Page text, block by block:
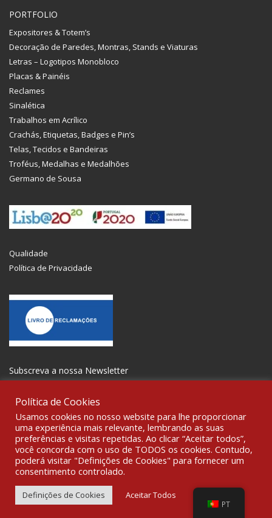
PORTFOLIO
Expositores & Totem’s
Decoração de Paredes, Montras, Stands e Viaturas
Letras – Logotipos Monobloco
Placas & Painéis
Reclames
Sinalética
Trabalhos em Acrílico
Crachás, Etiquetas, Badges e Pin’s
Telas, Tecidos e Bandeiras
Troféus, Medalhas e Medalhões
Germano de Sousa
Qualidade
Política de Privacidade
Subscreva a nossa Newsletter
SOCIALIZE
© 2021 All rights reserved Gravoplot-Gravação,Impressão e
Sinalética Lda. WebDesign:
Fibra Design.
Política de Cookies
Usamos cookies no nosso website para lhe proporcionar
uma experiência mais relevante, lembrando as suas
preferências e visitas repetidas. Ao clicar “Aceitar todos”,
você concorda com o uso de TODOS os cookies. Contudo,
poderá visitar "Definições de Cookies" para fornecer um
consentimento controlado.
Definições de Cookies Aceitar Todos
PT